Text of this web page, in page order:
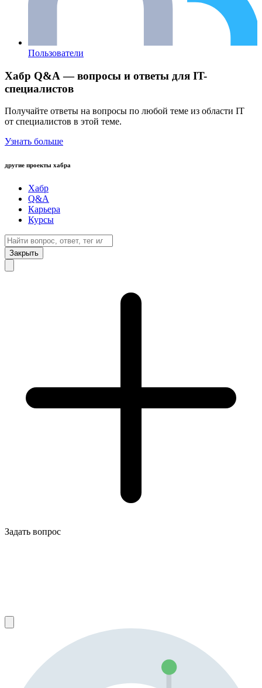
Пользователи
Хабр Q&A — вопросы и ответы для IT-
специалистов
Получайте ответы на вопросы по любой теме из области IT
от специалистов в этой теме.
Узнать больше
другие проекты хабра
Хабр
Q&A
Карьера
Курсы
Закрыть
Задать вопрос